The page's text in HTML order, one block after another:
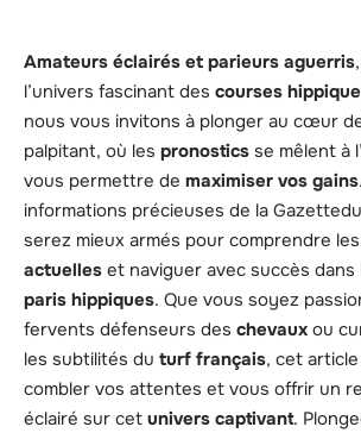
Amateurs éclairés et parieurs aguerris
l’univers fascinant des courses
nous vous invitons à plonger au cœur
palpitant, où les pronostics se mêlent à l’
vous permettre de maximiser vos gains
informations précieuses de la
serez mieux armés pour comprendre les
actuelles et naviguer avec succès dans
paris hippiques. Que vous soyez
fervents défenseurs des chevaux ou
les subtilités du turf français, cet
combler vos attentes et vous offrir un
éclairé sur cet univers captivant.